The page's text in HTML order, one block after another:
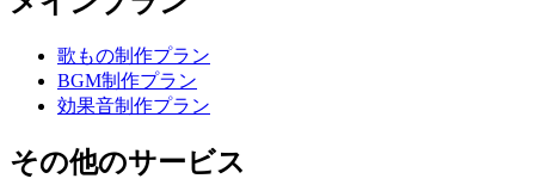
歌もの制作プラン
BGM制作プラン
効果音制作プラン
その他のサービス